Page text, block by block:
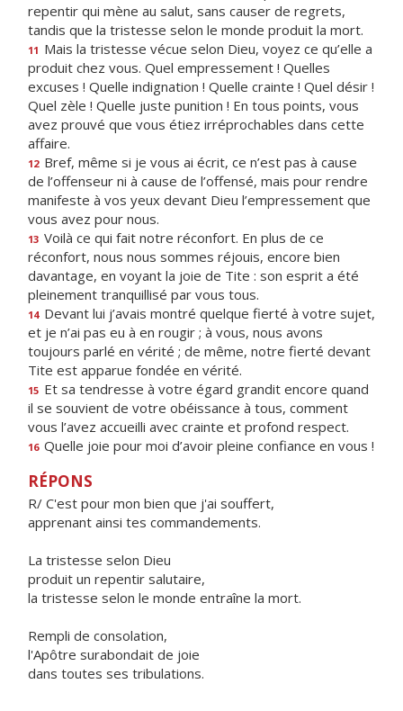
repentir qui mène au salut, sans causer de regrets,
tandis que la tristesse selon le monde produit la mort.
11 Mais la tristesse vécue selon Dieu, voyez ce qu’elle a
produit chez vous. Quel empressement ! Quelles
excuses ! Quelle indignation ! Quelle crainte ! Quel désir !
Quel zèle ! Quelle juste punition ! En tous points, vous
avez prouvé que vous étiez irréprochables dans cette
affaire.
12 Bref, même si je vous ai écrit, ce n’est pas à cause
de l’offenseur ni à cause de l’offensé, mais pour rendre
manifeste à vos yeux devant Dieu l’empressement que
vous avez pour nous.
13 Voilà ce qui fait notre réconfort. En plus de ce
réconfort, nous nous sommes réjouis, encore bien
davantage, en voyant la joie de Tite : son esprit a été
pleinement tranquillisé par vous tous.
14 Devant lui j’avais montré quelque fierté à votre sujet,
et je n’ai pas eu à en rougir ; à vous, nous avons
toujours parlé en vérité ; de même, notre fierté devant
Tite est apparue fondée en vérité.
15 Et sa tendresse à votre égard grandit encore quand
il se souvient de votre obéissance à tous, comment
vous l’avez accueilli avec crainte et profond respect.
16 Quelle joie pour moi d’avoir pleine confiance en vous !
RÉPONS
R/ C'est pour mon bien que j'ai souffert,
apprenant ainsi tes commandements.
La tristesse selon Dieu
produit un repentir salutaire,
la tristesse selon le monde entraîne la mort.
Rempli de consolation,
l'Apôtre surabondait de joie
dans toutes ses tribulations.